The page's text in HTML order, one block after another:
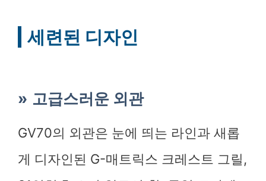
세련된 디자인
고급스러운 외관
GV70의 외관은 눈에 띄는 라인과 새롭
게 디자인된 G-매트릭스 크레스트 그릴,